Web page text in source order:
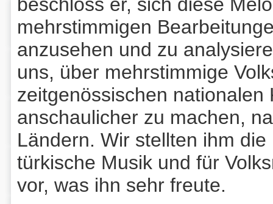
mehrstimmigen
anzusehen und zu
uns, über mehrstimmige
zeitgenössischen
anschaulicher zu machen,
Ländern. Wir stellten ihm
türkische Musik und für
vor, was ihn sehr freute.